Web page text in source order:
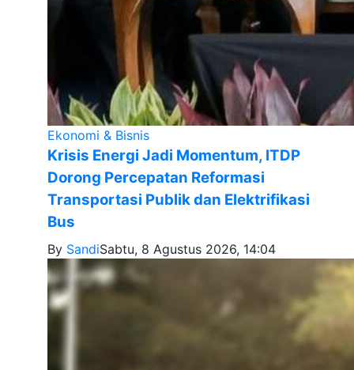
Ekonomi & Bisnis
Krisis Energi Jadi Momentum, ITDP
Dorong Percepatan Reformasi
Transportasi Publik dan Elektrifikasi
Bus
By SandiSabtu, 8 Agustus 2026, 14:04